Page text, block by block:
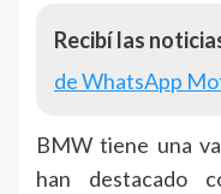
Recibí las
de WhatsApp
BMW tiene una
han destacado